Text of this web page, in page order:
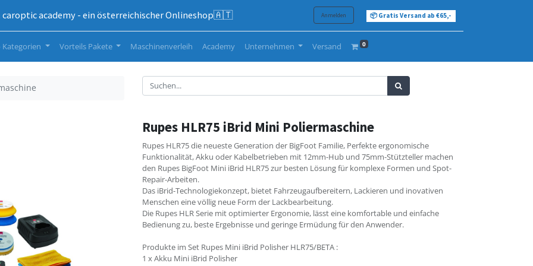
academy - ein österreichischer Onlineshop🇦🇹 Anmelden 📦 Gratis Versand ab €65,-
Kategorien Vorteils Pakete Maschinenverleih Academy Unternehmen Versand 0
Rupes HLR75 iBrid Mini Poliermaschine
Rupes HLR75 die neueste Generation der BigFoot Familie, Perfekte ergonomische
Funktionalität, Akku oder Kabelbetrieben mit 12mm-Hub und 75mm-Stützteller machen
den Rupes BigFoot Mini iBrid HLR75 zur besten Lösung für komplexe Formen und Spot-
Repair-Arbeiten.
Das iBrid-Technologiekonzept, bietet Fahrzeugaufbereitern, Lackieren und inovativen
Menschen eine völlig neue Form der Lackbearbeitung.
Die Rupes HLR Serie mit optimierter Ergonomie, lässt eine komfortable und einfache
Bedienung zu, beste Ergebnisse und geringe Ermüdung für den Anwender.
Produkte im Set Rupes Mini iBrid Polisher HLR75/BETA :
1 x Akku Mini iBrid Polisher